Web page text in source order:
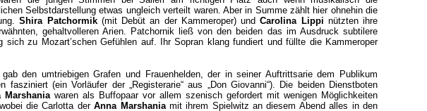
Selbstdarstellung etwas ungleich verteilt waren. Aber in Summe zählt hier ohnehin die
Shira Patchormik(mit Debüt an der Kammeroper) undCarolina Lippi nützten ihre
gehaltvolleren Arien. Patchornik ließ von den beiden das im Ausdruck subtilere
sich zu Mozart’schen Gefühlen auf. Ihr Sopran klang fundiert und füllte die Kammeroper
gab den umtriebigen Grafen und Frauenhelden, der in seiner Auftrittsarie dem Publikum
fasziniert (ein Vorläufer der „Registerarie“ aus „Don Giovanni“). Die beiden Dienstboten
Marshaniawaren als Buffopaar vor allem szenisch gefordert mit wenigen Möglichkeiten
die Carlotta derAnna Marshaniamit ihrem Spielwitz an diesem Abend alles in den